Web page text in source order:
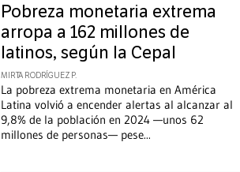
Pobreza monetaria extrema
arropa a 162 millones de
latinos, según la Cepal
MIRTA RODRÍGUEZ P.
La pobreza extrema monetaria en América
Latina volvió a encender alertas al alcanzar al
9,8% de la población en 2024 —unos 62
millones de personas— pese...